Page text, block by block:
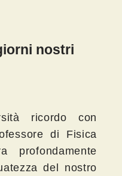
nostri
ricordo con
di Fisica
profondamente
del nostro